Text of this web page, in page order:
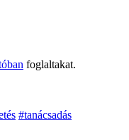
foglaltakat.
#tanácsadás